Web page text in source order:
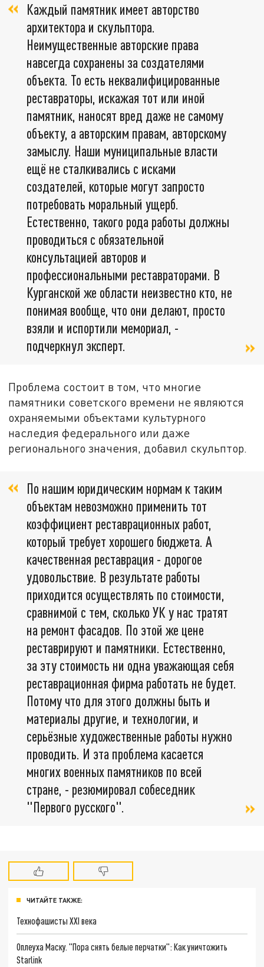
Каждый памятник имеет авторство
архитектора и скульптора.
Неимущественные авторские права
навсегда сохранены за создателями
объекта. То есть неквалифицированные
реставраторы, искажая тот или иной
памятник, наносят вред даже не самому
объекту, а авторским правам, авторскому
замыслу. Наши муниципальные власти
ещё не сталкивались с исками
создателей, которые могут запросто
потребовать моральный ущерб.
Естественно, такого рода работы должны
проводиться с обязательной
консультацией авторов и
профессиональными реставраторами. В
Курганской же области неизвестно кто, не
понимая вообще, что они делают, просто
взяли и испортили мемориал, -
подчеркнул эксперт.
Проблема состоит в том, что многие
памятники советского времени не являются
охраняемыми объектами культурного
наследия федерального или даже
регионального значения, добавил скульптор.
По нашим юридическим нормам к таким
объектам невозможно применить тот
коэффициент реставрационных работ,
который требует хорошего бюджета. А
качественная реставрация - дорогое
удовольствие. В результате работы
приходится осуществлять по стоимости,
сравнимой с тем, сколько УК у нас тратят
на ремонт фасадов. По этой же цене
реставрируют и памятники. Естественно,
за эту стоимость ни одна уважающая себя
реставрационная фирма работать не будет.
Потому что для этого должны быть и
материалы другие, и технологии, и
серьёзные художественные работы нужно
проводить. И эта проблема касается
многих военных памятников по всей
стране, - резюмировал собеседник
"Первого русского".
ЧИТАЙТЕ ТАКЖЕ:
Технофашисты XXI века
Оплеуха Маску. "Пора снять белые перчатки": Как уничтожить
Starlink